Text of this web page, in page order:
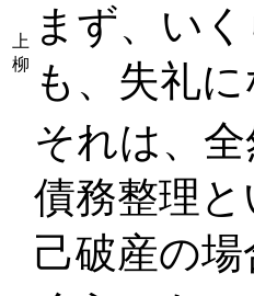
上
柳
まず、い
も、失礼
それは、
債務整理
己破産の